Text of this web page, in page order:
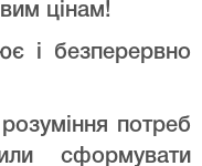
цінам!
і безперервно
потреб
сформувати